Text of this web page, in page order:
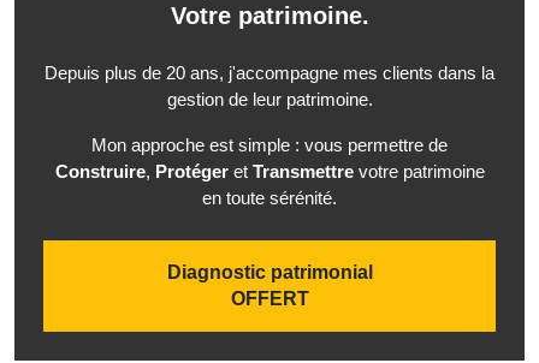
Votre patrimoine.
Depuis plus de 20 ans, j'accompagne mes clients dans la
gestion de leur patrimoine.
Mon approche est simple : vous permettre de
Construire, Protégeret Transmettrevotre patrimoine
en toute sérénité.
Diagnostic patrimonial
OFFERT